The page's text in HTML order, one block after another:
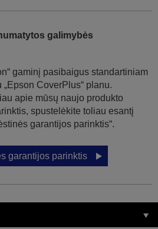
galimybės
gaminį pasibaigus standartiniam
CoverPlus“ planu.
apie mūsų naujo produkto
spustelėkite toliau esantį
garantijos parinktis“.
garantijos parinktis